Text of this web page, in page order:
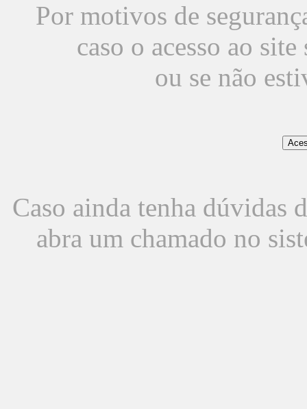
Por motivos de
caso o acesso ao
ou se não
Caso ainda tenha dúvidas
abra um chamado no